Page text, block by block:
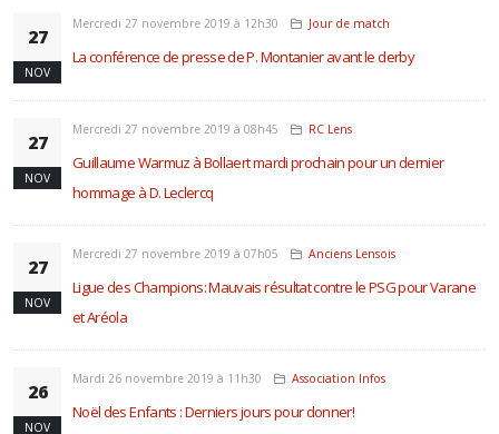
27
NOV
Mercredi 27 novembre 2019 à 12h30 Jour de match
La conférence de presse de P. Montanier avant le derby
27
NOV
Mercredi 27 novembre 2019 à 08h45 RC Lens
Guillaume Warmuz à Bollaert mardi prochain pour un dernier
hommage à D. Leclercq
27
NOV
Mercredi 27 novembre 2019 à 07h05 Anciens Lensois
Ligue des Champions: Mauvais résultat contre le PSG pour Varane
et Aréola
26
NOV
Mardi 26 novembre 2019 à 11h30 Association Infos
Noël des Enfants : Derniers jours pour donner!